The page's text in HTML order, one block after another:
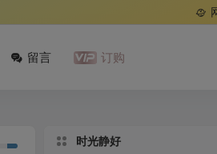
留言 订购
时光静好